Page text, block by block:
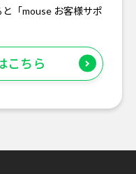
「mouse お客様サポ
こちら